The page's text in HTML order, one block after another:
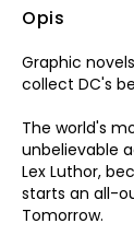
Opis
Graphic
collect DC's
The world's
unbelievable
Lex Luthor,
starts an all-
Tomorrow.